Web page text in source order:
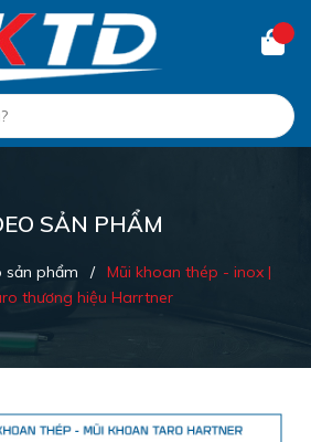
SẢN PHẨM
sản phẩm / Mũi khoan thép - inox |
thương hiệu Harrtner